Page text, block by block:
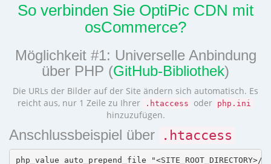
So verbinden Sie OptiPic CDN mit
osCommerce?
Möglichkeit #1: Universelle Anbindung
über PHP (GitHub-Bibliothek)
Die URLs der Bilder auf der Site ändern sich automatisch. Es
reicht aus, nur 1 Zeile zu Ihrer
.htaccess oder php.ini
hinzuzufügen.
Anschlussbeispiel über .htaccess